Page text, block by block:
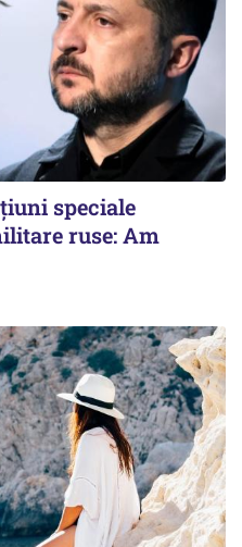
speciale
ruse: Am